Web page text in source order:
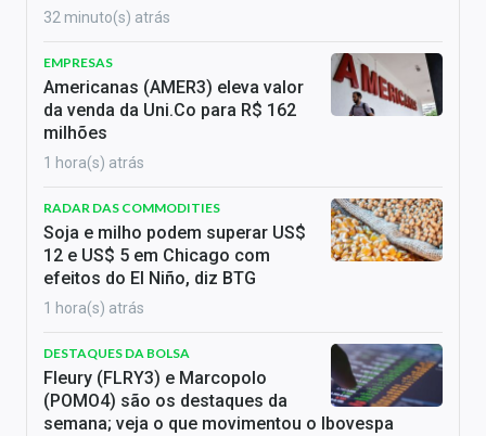
32 minuto(s) atrás
EMPRESAS
Americanas (AMER3) eleva valor
da venda da Uni.Co para R$ 162
milhões
1 hora(s) atrás
RADAR DAS COMMODITIES
Soja e milho podem superar US$
12 e US$ 5 em Chicago com
efeitos do El Niño, diz BTG
1 hora(s) atrás
DESTAQUES DA BOLSA
Fleury (FLRY3) e Marcopolo
(POMO4) são os destaques da
semana; veja o que movimentou o Ibovespa